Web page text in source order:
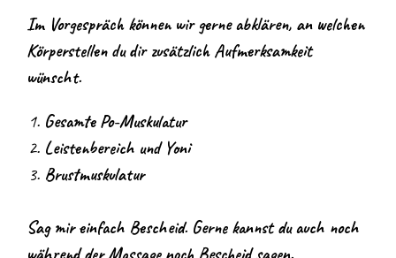
Im Vorgespräch können wir gerne abklären, an welchen
Körperstellen du dir zusätzlich Aufmerksamkeit
wünscht.
Gesamte Po-Muskulatur
Leistenbereich und Yoni
Brustmuskulatur
Sag mir einfach Bescheid. Gerne kannst du auch noch